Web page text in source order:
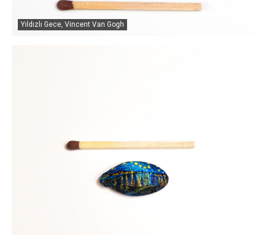
Yıldızlı Gece, Vincent Van Gogh